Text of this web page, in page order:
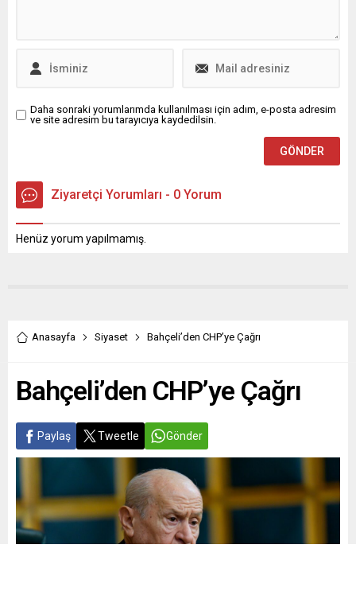
Daha sonraki yorumlarımda kullanılması için adım, e-posta adresim
ve site adresim bu tarayıcıya kaydedilsin.
Ziyaretçi Yorumları - 0 Yorum
Henüz yorum yapılmamış.
Anasayfa Siyaset Bahçeli’den CHP’ye Çağrı
Bahçeli’den CHP’ye Çağrı
Paylaş Tweetle Gönder